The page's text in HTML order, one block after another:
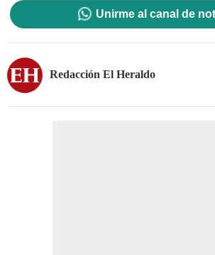
Unirme al canal de
Redacción El Heraldo